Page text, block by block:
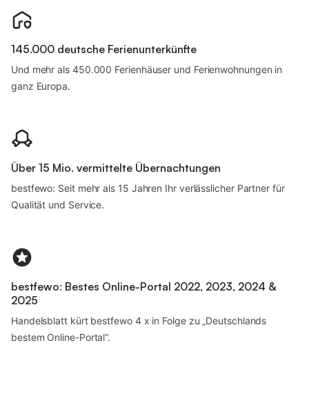
145.000 deutsche Ferienunterkünfte
Und mehr als 450.000 Ferienhäuser und Ferienwohnungen in
ganz Europa.
Über 15 Mio. vermittelte Übernachtungen
bestfewo: Seit mehr als 15 Jahren Ihr verlässlicher Partner für
Qualität und Service.
bestfewo: Bestes Online-Portal 2022, 2023, 2024 &
2025
Handelsblatt kürt bestfewo 4 x in Folge zu „Deutschlands
bestem Online-Portal“.